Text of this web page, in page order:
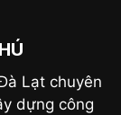
Lạt chuyên
dựng công